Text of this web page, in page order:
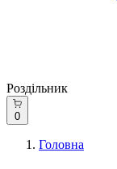
Роздільник
0
Головна